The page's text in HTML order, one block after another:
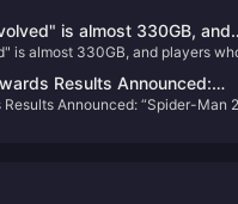
is almost 330GB, and
directly "crash"
is almost 330GB, and players
Results Announced:
Sky
Announced: “Spider-Man